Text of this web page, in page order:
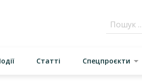
Статті Спецпроєкти